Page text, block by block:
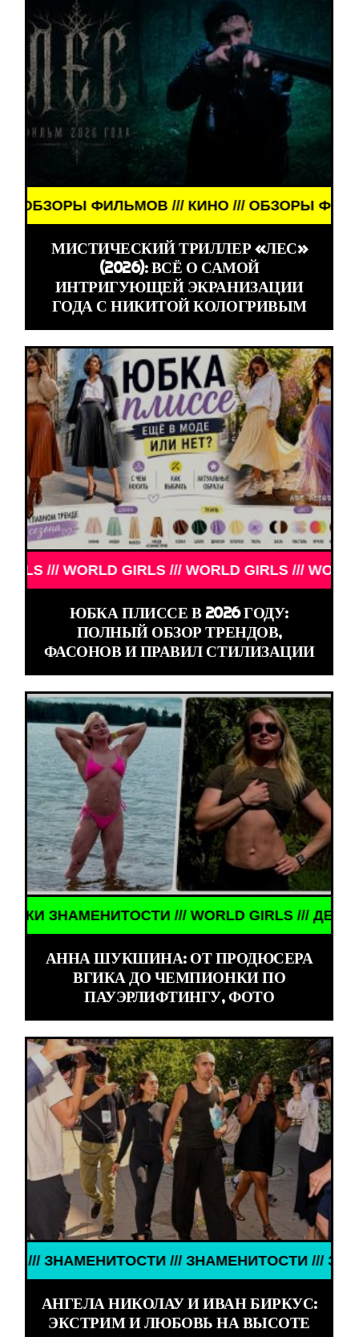
ФИЛЬМОВ /// КИНО /// ОБЗОРЫ ФИЛЬМОВ
МИСТИЧЕСКИЙ ТРИЛЛЕР «ЛЕС»
(2026): ВСЁ О САМОЙ
ИНТРИГУЮЩЕЙ ЭКРАНИЗАЦИИ
ГОДА С НИКИТОЙ КОЛОГРИВЫМ
/// WORLD GIRLS /// WORLD GIRLS /// WORLD
ЮБКА ПЛИССЕ В 2026 ГОДУ:
ПОЛНЫЙ ОБЗОР ТРЕНДОВ,
ФАСОНОВ И ПРАВИЛ СТИЛИЗАЦИИ
/// WORLD GIRLS /// ДЕВУШКИ
АННА ШУКШИНА: ОТ ПРОДЮСЕРА
ВГИКА ДО ЧЕМПИОНКИ ПО
ПАУЭРЛИФТИНГУ, ФОТО
/// ЗНАМЕНИТОСТИ ///
АНГЕЛА НИКОЛАУ И ИВАН БИРКУС:
ЭКСТРИМ И ЛЮБОВЬ НА ВЫСОТЕ